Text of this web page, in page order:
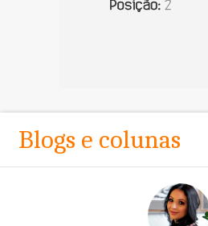
Blogs e colunas